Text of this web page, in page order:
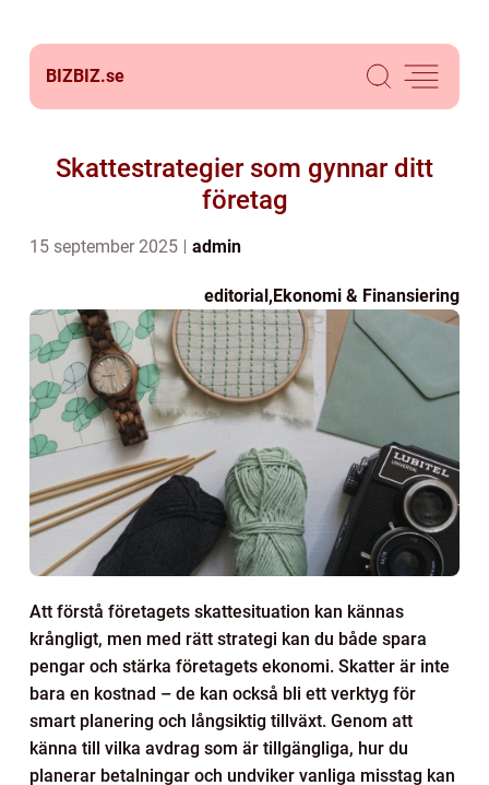
BIZBIZ.se
Skattestrategier som gynnar ditt
företag
15 september 2025 admin
editorial,Ekonomi & Finansiering
Att förstå företagets skattesituation kan kännas
krångligt, men med rätt strategi kan du både spara
pengar och stärka företagets ekonomi. Skatter är inte
bara en kostnad – de kan också bli ett verktyg för
smart planering och långsiktig tillväxt. Genom att
känna till vilka avdrag som är tillgängliga, hur du
planerar betalningar och undviker vanliga misstag kan